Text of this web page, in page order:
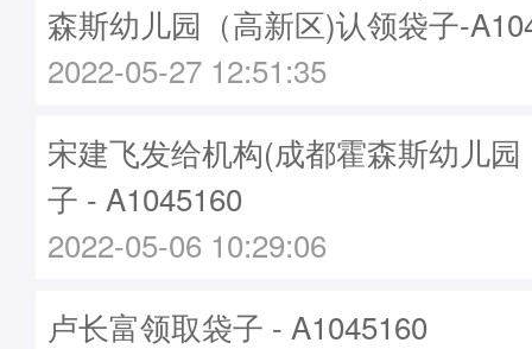
森斯幼儿园（高新区)认领袋子-
2022-05-27 12:51:35
宋建飞发给机构(成都霍森斯幼儿
子 - A1045160
2022-05-06 10:29:06
卢长富领取袋子 - A1045160